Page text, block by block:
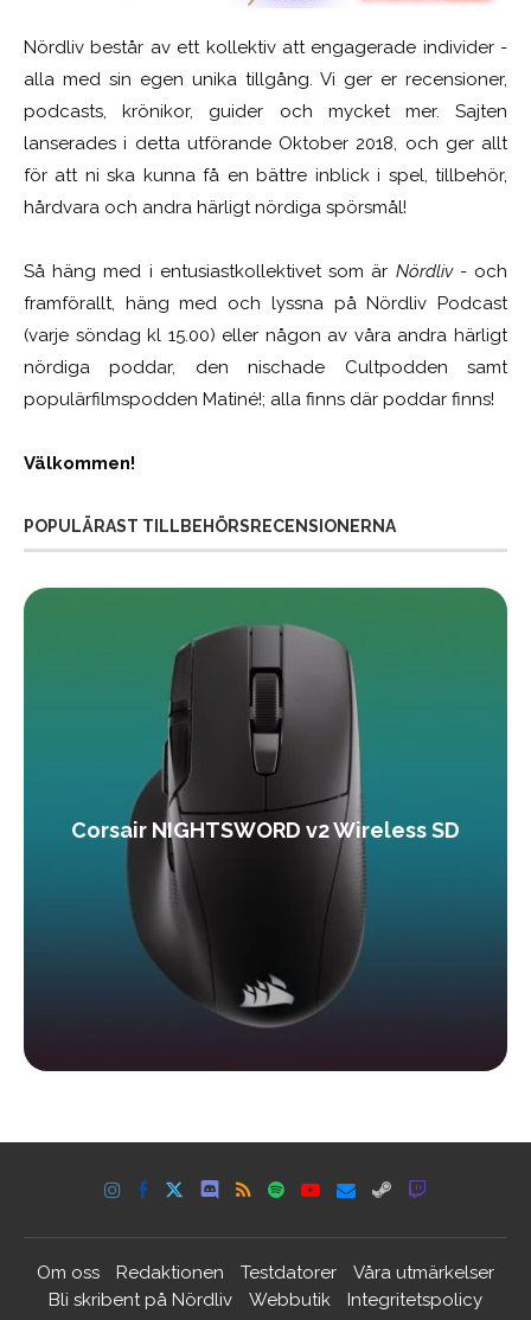
Nördliv består av ett kollektiv att engagerade individer -
alla med sin egen unika tillgång. Vi ger er recensioner,
podcasts, krönikor, guider och mycket mer. Sajten
lanserades i detta utförande Oktober 2018, och ger allt
för att ni ska kunna få en bättre inblick i spel, tillbehör,
hårdvara och andra härligt nördiga spörsmål!
Så häng med i entusiastkollektivet som är Nördliv- och
framförallt, häng med och lyssna på Nördliv Podcast
(varje söndag kl 15.00) eller någon av våra andra härligt
nördiga poddar, den nischade Cultpodden samt
populärfilmspodden Matiné!; alla finns där poddar finns!
Välkommen!
POPULÄRAST TILLBEHÖRSRECENSIONERNA
Corsair NIGHTSWORD v2 Wireless SD
Om oss Redaktionen Testdatorer
Våra utmärkelser
Bli skribent på Nördliv
Webbutik Integritetspolicy